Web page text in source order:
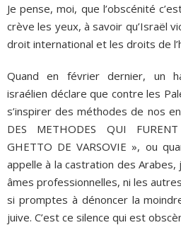
Je pense, moi, que l’obscénité
crève les yeux, à savoir qu’Israël
droit international et les droits de
Quand en février dernier, un
israélien déclare que contre les
s’inspirer des méthodes de nos
DES METHODES QUI
GHETTO DE VARSOVIE », ou
appelle à la castration des Arabes,
âmes professionnelles, ni les
si promptes à dénoncer la
juive. C’est ce silence qui est